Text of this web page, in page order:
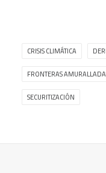
CRISIS CLIMÁTICA
FRONTERAS
SECURITIZACIÓN